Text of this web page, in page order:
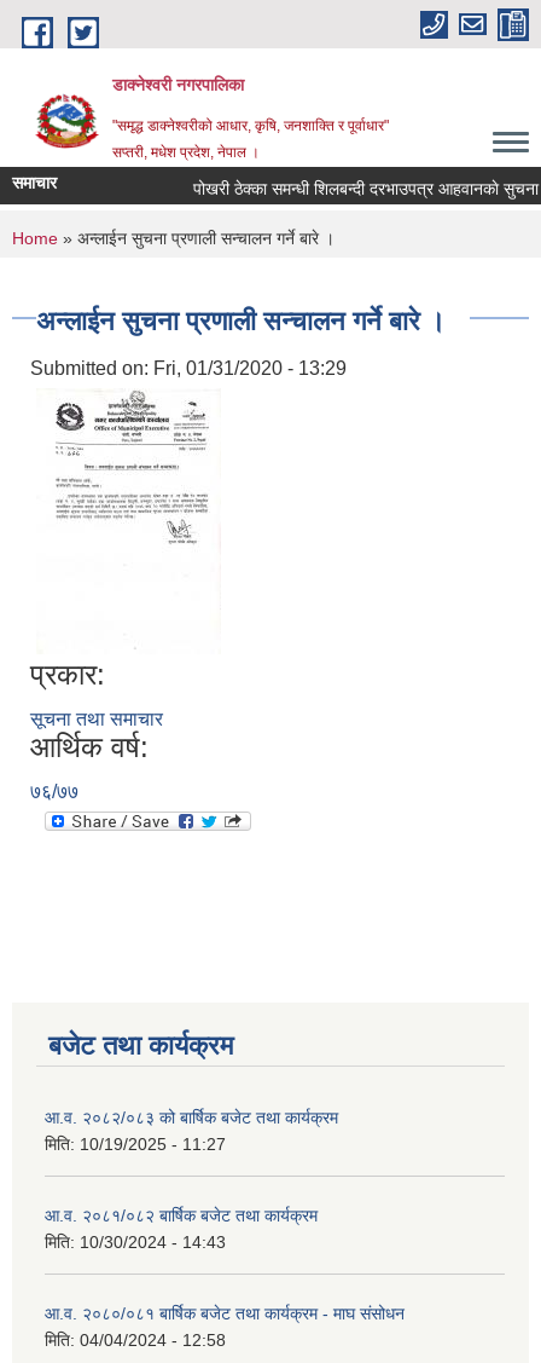
Skip to main content
डाक्नेश्वरी नगरपालिका
"समृद्ध डाक्नेश्वरीको आधार, कृषि, जनशाक्ति र पूर्वाधार"
सप्तरी, मधेश प्रदेश, नेपाल ।
समाचार पोखरी ठेक्का समन्धी शिलबन्दी दरभाउपत्र आहवानकाे सुचना
You are here
Home » अन्लाईन सुचना प्रणाली सन्चालन गर्ने बारे ।
अन्लाईन सुचना प्रणाली सन्चालन गर्ने बारे ।
Submitted on: Fri, 01/31/2020 - 13:29
प्रकार:
सूचना तथा समाचार
आर्थिक वर्ष:
७६/७७
बजेट तथा कार्यक्रम
आ.व. २०८२/०८३ को बार्षिक बजेट तथा कार्यक्रम
मिति: 10/19/2025 - 11:27
आ.व. २०८१/०८२ बार्षिक बजेट तथा कार्यक्रम
मिति: 10/30/2024 - 14:43
आ.व. २०८०/०८१ बार्षिक बजेट तथा कार्यक्रम - माघ संसोधन
मिति: 04/04/2024 - 12:58